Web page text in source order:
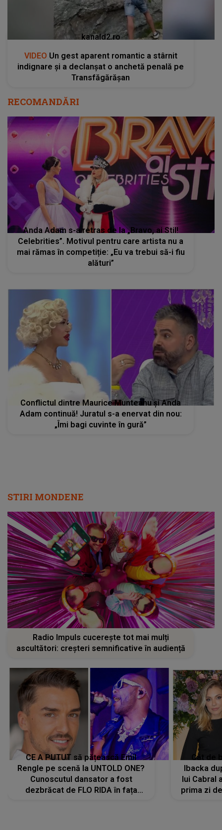
kanald2.ro
VIDEO Un gest aparent romantic a stârnit
indignare și a declanșat o anchetă penală pe
Transfăgărășan
RECOMANDĂRI
Anda Adam s-a retras de la „Bravo, ai Stil!
Celebrities”. Motivul pentru care artista nu a
mai rămas în competiție: „Eu va trebui să-i fiu
alături”
Conflictul dintre Maurice Munteanu și Anda
Adam continuă! Juratul s-a enervat din nou:
„Îmi bagi cuvinte în gură”
STIRI MONDENE
Radio Impuls cucerește tot mai mulți
ascultători: creșteri semnificative în audiență
CE A PUTUT să pățească Emil
Rengle pe scenă la UNTOLD ONE?
Cunoscutul dansator a fost
dezbrăcat de FLO RIDA în fața
Cât de
Ibacka
lui Cabral
prima zi